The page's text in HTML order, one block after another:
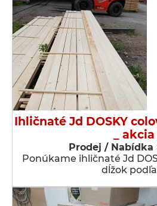
Ihličnaté Jd DOSKY
_ akcia
Prodej / Nabídka
Ponúkame ihličnaté Jd
dĺžok